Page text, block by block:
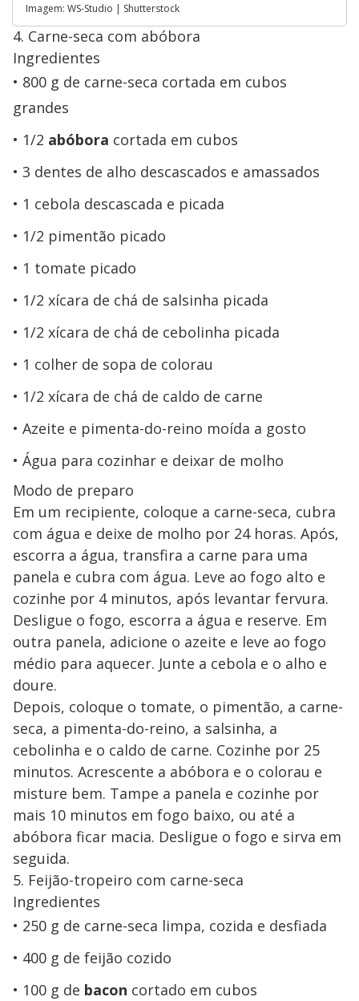
Imagem: WS-Studio | Shutterstock
4. Carne-seca com abóbora
Ingredientes
800 g de carne-seca cortada em cubos
grandes
1/2 abóbora cortada em cubos
3 dentes de alho descascados e amassados
1 cebola descascada e picada
1/2 pimentão picado
1 tomate picado
1/2 xícara de chá de salsinha picada
1/2 xícara de chá de cebolinha picada
1 colher de sopa de colorau
1/2 xícara de chá de caldo de carne
Azeite e pimenta-do-reino moída a gosto
Água para cozinhar e deixar de molho
Modo de preparo
Em um recipiente, coloque a carne-seca, cubra
com água e deixe de molho por 24 horas. Após,
escorra a água, transfira a carne para uma
panela e cubra com água. Leve ao fogo alto e
cozinhe por 4 minutos, após levantar fervura.
Desligue o fogo, escorra a água e reserve. Em
outra panela, adicione o azeite e leve ao fogo
médio para aquecer. Junte a cebola e o alho e
doure.
Depois, coloque o tomate, o pimentão, a carne-
seca, a pimenta-do-reino, a salsinha, a
cebolinha e o caldo de carne. Cozinhe por 25
minutos. Acrescente a abóbora e o colorau e
misture bem. Tampe a panela e cozinhe por
mais 10 minutos em fogo baixo, ou até a
abóbora ficar macia. Desligue o fogo e sirva em
seguida.
5. Feijão-tropeiro com carne-seca
Ingredientes
250 g de carne-seca limpa, cozida e desfiada
400 g de feijão cozido
100 g de bacon cortado em cubos